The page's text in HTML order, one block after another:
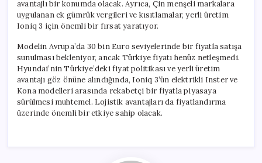
avantajlı bir konumda olacak. Ayrıca, Çin menşeli markalara
uygulanan ek gümrük vergileri ve kısıtlamalar, yerli üretim
Ioniq 3 için önemli bir fırsat yaratıyor.
Modelin Avrupa’da 30 bin Euro seviyelerinde bir fiyatla satışa
sunulması bekleniyor, ancak Türkiye fiyatı henüz netleşmedi.
Hyundai’nin Türkiye’deki fiyat politikası ve yerli üretim
avantajı göz önüne alındığında, Ioniq 3’ün elektrikli Inster ve
Kona modelleri arasında rekabetçi bir fiyatla piyasaya
sürülmesi muhtemel. Lojistik avantajları da fiyatlandırma
üzerinde önemli bir etkiye sahip olacak.